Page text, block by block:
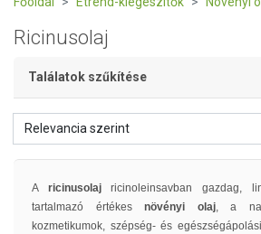
Ricinusolaj
Találatok szűkítése
Relevancia szerint
A ricinusolajricinoleinsavban gazdag,
tartalmazó értékesnövényi olaj, a
kozmetikumok, szépség- és